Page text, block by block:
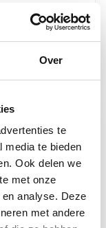
Over
te
media te bieden
Ook delen we
met onze
analyse. Deze
met andere
fly zwart
Op voorraad bij
leverancier